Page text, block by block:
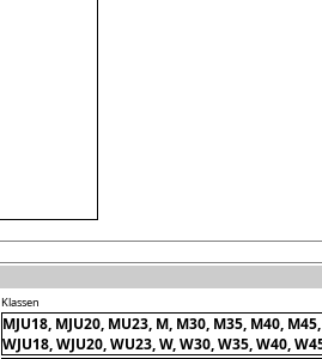
Klassen
MJU18, MJU20, MU23, M, M30, M35, M40,
WJU18, WJU20, WU23, W, W30, W35, W40,